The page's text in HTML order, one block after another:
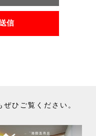
などの情報で、氏名は含
、物件情報及び成約情報
引業法に規定された指定
及びその資料として保管
の2第2項に規定する「意
信
ひご覧ください。